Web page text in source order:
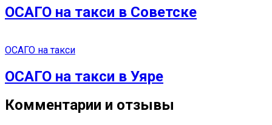
ОСАГО на такси в Советске
ОСАГО на такси
ОСАГО на такси в Уяре
Комментарии и отзывы